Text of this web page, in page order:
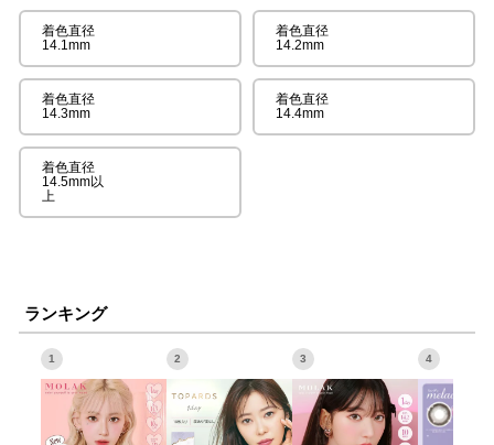
着色直径
14.1mm
着色直径
14.2mm
着色直径
14.3mm
着色直径
14.4mm
着色直径
14.5mm以
上
ランキング
1 2 3 4